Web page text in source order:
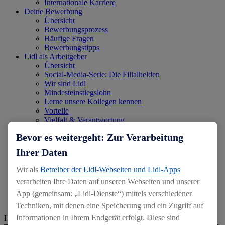
Internationale Karriere
Deine Bewerbung
Übersicht
Bewerbungsprozess
Häufige Fragen
Bewerbungstipps
Lidl als Arbeitgeber
Übersicht
Social-Media-Serie: Die Filialhelden
Wir sind Lidl
Mindesteinstiegslohn
Lerne unsere Kollegen kennen
Vorteile
Vielfalt & Verantwortung
Karriere-Matcher
Unsere Geschichte
Blog
Kontakt & Events
Übersicht
Eventkalender
Deine Ansprechpartner
Hinweis:Aus Gründen der leichteren Lesbarkeit verwenden wir im
Bevor es weitergeht: Zur Verarbeitung
Ihrer Daten
Wir als Betreiber der Lidl-Webseiten und Lidl-Apps
verarbeiten Ihre Daten auf unseren Webseiten und unserer
App (gemeinsam: „Lidl-Dienste“) mittels verschiedener
Techniken, mit denen eine Speicherung und ein Zugriff auf
Informationen in Ihrem Endgerät erfolgt. Diese sind